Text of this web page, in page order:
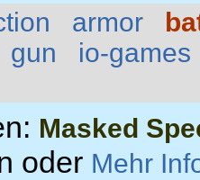
armor
gun
io-games
Masked
oder Mehr